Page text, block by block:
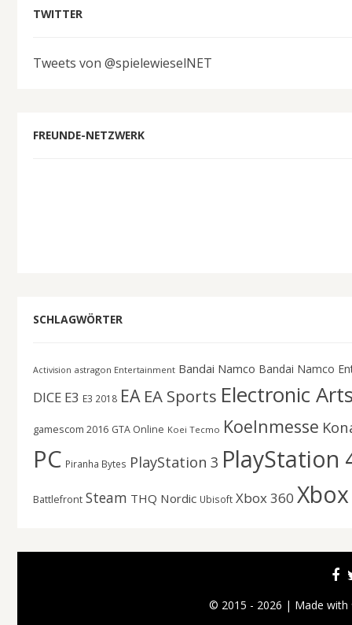
TWITTER
Tweets von @spielewieselNET
FREUNDE-NETZWERK
SCHLAGWÖRTER
Activision astragon Entertainment Bandai Namco Bandai Namco
DICE E3 E3 2018 EA EA Sports Electronic
gamescom 2016 GTA Online Koei Tecmo Koelnmesse
PC Piranha Bytes PlayStation 3 PlayStation
Battlefront Steam THQ Nordic Ubisoft Xbox 360
© 2015 - 2026 | Made